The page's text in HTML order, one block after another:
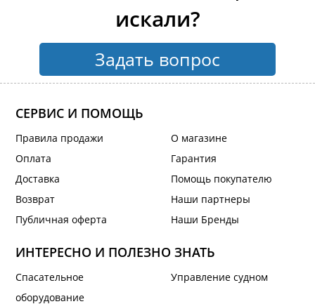
искали?
Задать вопрос
СЕРВИС И ПОМОЩЬ
Правила продажи
Оплата
Доставка
Возврат
Публичная оферта
О магазине
Гарантия
Помощь покупателю
Наши партнеры
Наши Бренды
ИНТЕРЕСНО И ПОЛЕЗНО ЗНАТЬ
Спасательное
оборудование
Управление судном